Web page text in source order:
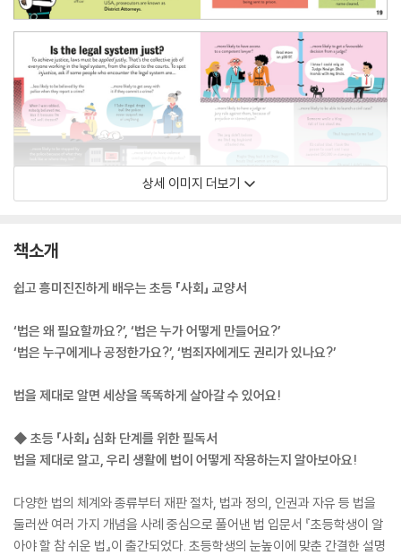
상세 이미지 더보기
책소개
쉽고 흥미진진하게 배우는 초등 「사회」 교양서
‘법은 왜 필요할까요?’, ‘법은 누가 어떻게 만들어요?’
‘법은 누구에게나 공정한가요?’, ‘범죄자에게도 권리가 있나요?’
법을 제대로 알면 세상을 똑똑하게 살아갈 수 있어요!
◆ 초등 「사회」 심화 단계를 위한 필독서
법을 제대로 알고, 우리 생활에 법이 어떻게 작용하는지 알아보아요!
다양한 법의 체계와 종류부터 재판 절차, 법과 정의, 인권과 자유 등 법을
둘러싼 여러 가지 개념을 사례 중심으로 풀어낸 법 입문서 『초등학생이 알
아야 할 참 쉬운 법』이 출간되었다. 초등학생의 눈높이에 맞춘 간결한 설명